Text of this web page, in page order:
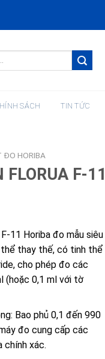
SÁCH TIN TỨC
ĐO HORIBA
FLORUA F-11
11 Horiba đo mẫu siêu
thể thay thế, có tinh thể
cho phép đo các
(hoặc 0,1 ml với tờ
Bao phủ 0,1 đến 990
đo cung cấp các
chính xác.